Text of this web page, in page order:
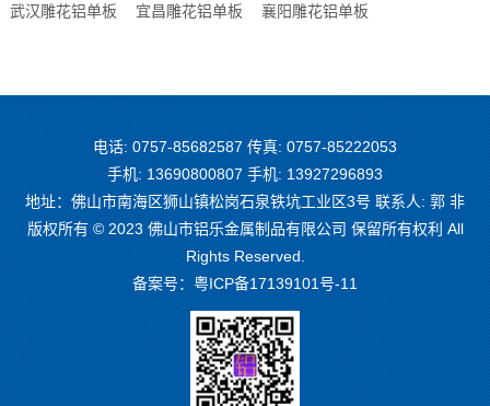
武汉雕花铝单板 宜昌雕花铝单板 襄阳雕花铝单板
电话: 0757-85682587 传真: 0757-85222053
手机: 13690800807 手机: 13927296893
地址：佛山市南海区狮山镇松岗石泉铁坑工业区3号 联系人: 郭 非
版权所有 © 2023 佛山市铝乐金属制品有限公司 保留所有权利 All
Rights Reserved.
备案号： 粤ICP备17139101号-11